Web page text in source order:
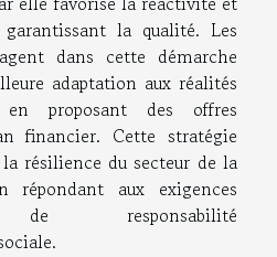
la qualité. Les
dans cette démarche
adaptation aux réalités
proposant des offres
financier. Cette stratégie
résilience du secteur de la
répondant aux exigences
de responsabilité